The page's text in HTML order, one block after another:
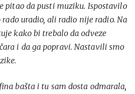
pitao da pusti muziku. Ispostavilo
uradio, ali radio nije radio. Na
kako bi trebalo da odveze
i da ga popravi. Nastavili smo
bašta i tu sam dosta odmarala,